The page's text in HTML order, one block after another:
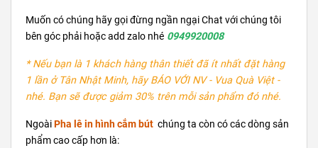
Muốn có chúng hãy gọi đừng ngần ngại Chat với chúng tôi
bên góc phải hoặc add zalo nhé 0949920008
* Nếu bạn là 1 khách hàng thân thiết đã ít nhất đặt hàng
1 lần ở Tân Nhật Minh, hãy BÁO VỚI NV - Vua Quà Việt -
nhé. Bạn sẽ được giảm 30% trên mỗi sản phẩm đó nhé.
NgoàiPha lê in hình cắm bút chúng ta còn có các dòng sản
phẩm cao cấp hơn là: